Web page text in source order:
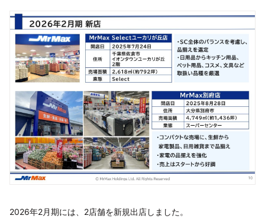
2026年2月期には、2店舗を新規出店しました。